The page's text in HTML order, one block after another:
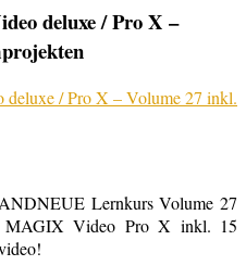
deluxe / Pro X –
Lernkurs Volume 27
Video Pro X inkl. 15